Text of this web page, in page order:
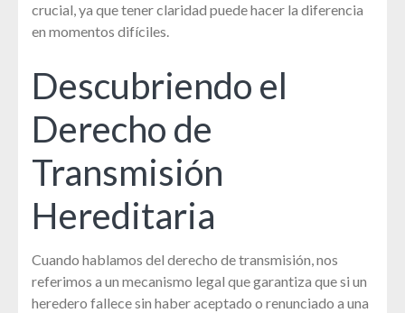
crucial, ya que tener claridad puede hacer la diferencia
en momentos difíciles.
Descubriendo el
Derecho de
Transmisión
Hereditaria
Cuando hablamos del derecho de transmisión, nos
referimos a un mecanismo legal que garantiza que si un
heredero fallece sin haber aceptado o renunciado a una